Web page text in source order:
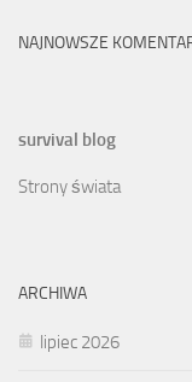
NAJNOWSZE
survival blog
Strony świata
ARCHIWA
lipiec 2026